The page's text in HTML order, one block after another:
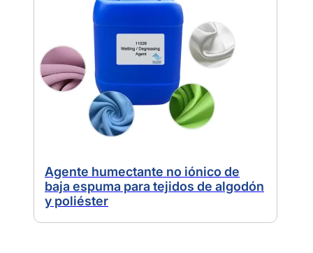
Agente humectante no iónico de
baja espuma para tejidos de algodón
y poliéster